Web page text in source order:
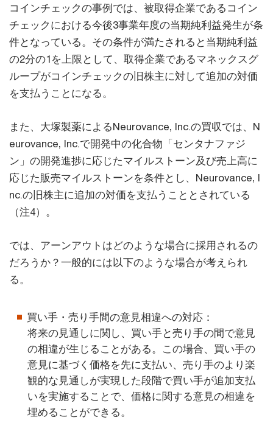
コインチェックの事例では、被取得企業であるコイン
チェックにおける今後3事業年度の当期純利益発生が条
件となっている。その条件が満たされると当期純利益
の2分の1を上限として、取得企業であるマネックスグ
ループがコインチェックの旧株主に対して追加の対価
を支払うことになる。
また、大塚製薬によるNeurovance, Inc.の買収では、N
eurovance, Inc.で開発中の化合物「センタナファジ
ン」の開発進捗に応じたマイルストーン及び売上高に
応じた販売マイルストーンを条件とし、Neurovance, I
nc.の旧株主に追加の対価を支払うこととされている
（注4）。
では、アーンアウトはどのような場合に採用されるの
だろうか？一般的には以下のような場合が考えられ
る。
買い手・売り手間の意見相違への対応：
将来の見通しに関し、買い手と売り手の間で意見
の相違が生じることがある。この場合、買い手の
意見に基づく価格を先に支払い、売り手のより楽
観的な見通しが実現した段階で買い手が追加支払
いを実施することで、価格に関する意見の相違を
埋めることができる。